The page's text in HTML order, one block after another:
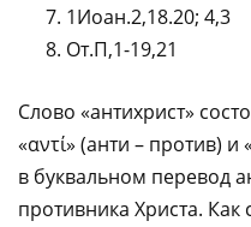
1Иоан.2,18.20; 4,3
От.П,1-19,21
Слово «антихрист»
«αντί» (анти – против) и
в буквальном перевод
противника Христа. Как